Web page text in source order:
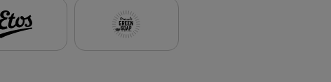
geavanceerde
zoekopties